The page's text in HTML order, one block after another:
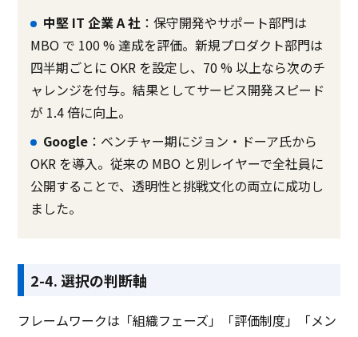
中堅 IT 企業 A 社 ：保守開発やサポート部門は
MBO で 100 % 達成を評価。新規プロダクト部門は
四半期ごとに OKR を設定し、70 % 以上なら次のチ
ャレンジを付与。結果としてサービス開発スピード
が 1.4 倍に向上。
Google ：ベンチャー期にジョン・ドーア氏から
OKR を導入。従来の MBO と別レイヤーで全社員に
公開することで、透明性と挑戦文化の両立に成功し
ました。
2-4. 選択の判断軸
フレームワークは「組織フェーズ」「評価制度」「メン